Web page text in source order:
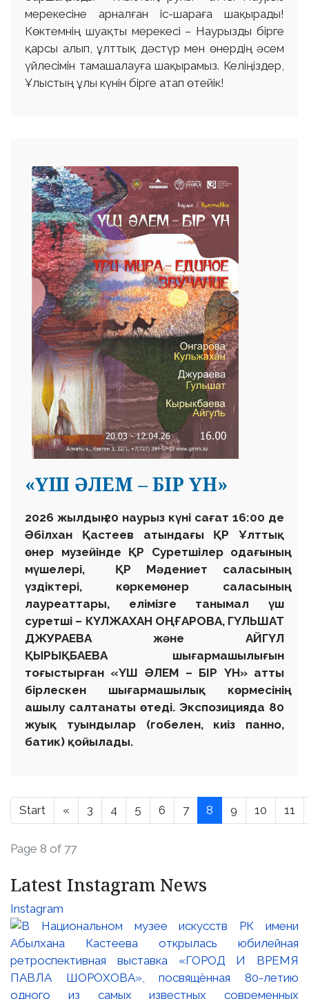
мерекесіне арналған іс-шараға шақырады!
Көктемнің шуақты мерекесі – Наурызды бірге
қарсы алып, ұлттық дәстүр мен өнердің әсем
үйлесімін тамашалауға шақырамыз. Келіңіздер,
Ұлыстың ұлы күнін бірге атап өтейік!
«ҮШ ӘЛЕМ – БІР ҮН»
2026 жылдың 20 наурыз күні сағат 16:00 де
Әбілхан Қастеев атындағы ҚР Ұлттық
өнер музейінде ҚР Суретшілер одағының
мүшелері, ҚР Мәдениет саласының
үздіктері, көркемөнер саласының
лауреаттары, елімізге танымал үш
суретші – КҮЛЖАХАН ОҢҒАРОВА, ГҮЛЬШАТ
ДЖУРАЕВА және АЙГҮЛ
ҚЫРЫҚБАЕВА шығармашылығын
тоғыстырған «ҮШ ӘЛЕМ – БІР ҮН» атты
бірлескен шығармашылық көрмесінің
ашылу салтанаты өтеді. Экспозицияда 80
жуық туындылар (гобелен, киіз панно,
батик) қойылады.
Start « 3 4 5 6 7 8 9 10 11
Page 8 of 77
Latest Instagram News
Instagram